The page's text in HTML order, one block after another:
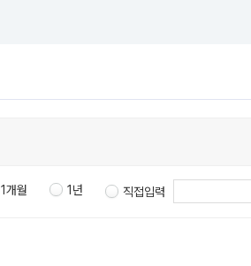
1개월 1년 직접입력